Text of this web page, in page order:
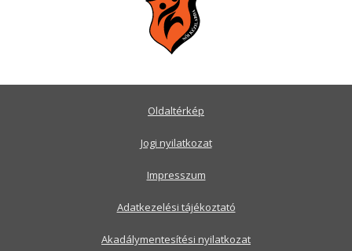
Oldaltérkép
Jogi nyilatkozat
Impresszum
Adatkezelési tájékoztató
Akadálymentesítési nyilatkozat